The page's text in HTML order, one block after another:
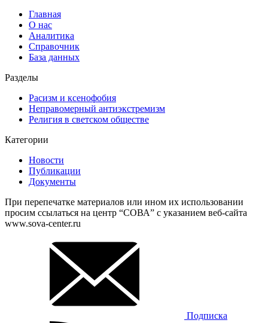
Главная
О нас
Аналитика
Справочник
База данных
Разделы
Расизм и ксенофобия
Неправомерный антиэкстремизм
Религия в светском обществе
Категории
Новости
Публикации
Документы
При перепечатке материалов или ином их использовании
просим ссылаться на центр “СОВА” с указанием веб-сайта
www.sova-center.ru
Подписка